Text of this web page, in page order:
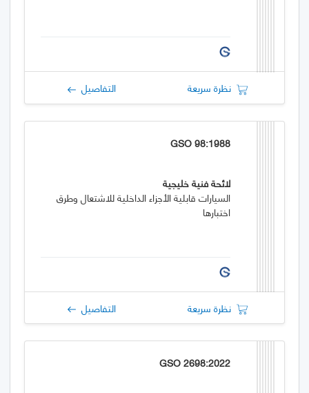
نظرة سريعة التفاصيل
GSO 98:1988
لائحة فنية خليجية
السيارات قابلية الأجزاء الداخلية للاشتعال وطرق
اختبارها
نظرة سريعة التفاصيل
GSO 2698:2022